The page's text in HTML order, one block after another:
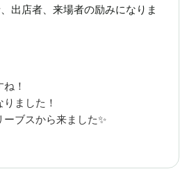
出店者、来場者の励みになりま
！
ました！
ーブスから来ました✨